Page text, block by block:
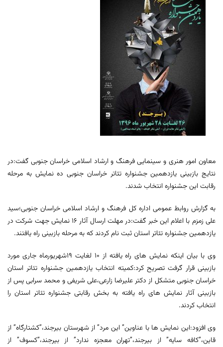
معاون امور هنری و سینمایی فرهنگ و ارشاد اسلامی خراسان جنوبی گفت:در
نتایج بازبینی یازدهمین جشنواره تئاتر خراسان جنوبی ده نمایش به مرحله
رقابت این جشنواره انتخاب شدند.
به گزارش روابط عمومی اداره کل فرهنگ و ارشاد اسلامی خراسان جنوبی؛سید
علی زمزم با اعلام این خبر گفت:در مهلت ارسال آثار ١٦ نمایش جهت شرکت در
یازدهمین جشنواره تئاتر استان ثبت نام کردند که به مرحله بازبینی راه یافتند.
وی با بیان اینکه نمایش های راه یافته از ١٠ لغایت ١٩شهریورماه جاری مورد
بازبینی قرار گرفت تصریح کرد:کمیته انتخاب یازدهمین جشنواره تئاتر استان
خراسان جنوبی متشکل از دکتر علیرضا زارعی،علی شریفی و محمد سرابی پس از
بازبینی آثار نمایش های راه یافته به بخش رقابتی جشنواره تئاتر استان را
انتخاب کردند.
وی افزود:این نمایش ها با عناوین” این مرد” از شهرستان بیرجند،”کشتارگاه” از
قاین،”کافه سایه” از بیرجند،”تهران معجزه ندارد” از بیرجند،”کسوف” از